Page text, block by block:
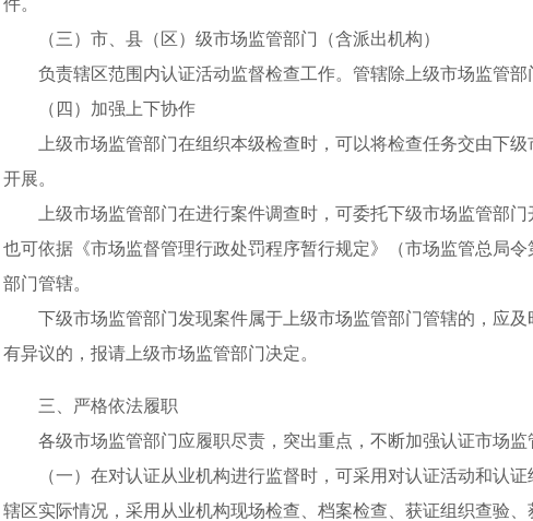
件。
（三）市、县（区）级市场监管部门（含派出机构）
负责辖区范围内认证活动监督检查工作。管辖除上级市场监管部
（四）加强上下协作
上级市场监管部门在组织本级检查时，可以将检查任务交由下级
开展。
上级市场监管部门在进行案件调查时，可委托下级市场监管部门
也可依据《市场监督管理行政处罚程序暂行规定》（市场监管总局
部门管辖。
下级市场监管部门发现案件属于上级市场监管部门管辖的，应及
有异议的，报请上级市场监管部门决定。
三、严格依法履职
各级市场监管部门应履职尽责，突出重点，不断加强认证市场监
（一）在对认证从业机构进行监督时，可采用对认证活动和认证
辖区实际情况，采用从业机构现场检查、档案检查、获证组织查验